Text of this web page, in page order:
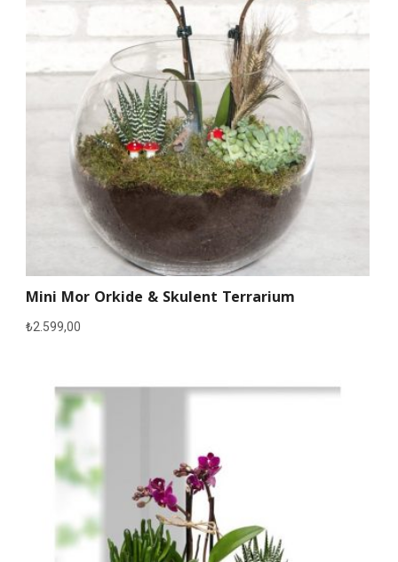
Mini Mor Orkide & Skulent Terrarium
₺2.599,00